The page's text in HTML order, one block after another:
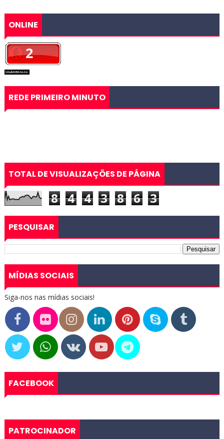
ONLINE
REDE PRIMEIRO MINUTO
TOTAL DE VISUALIZAÇÕES DE PÁGINA
8 4 4 3 8 6 3
PESQUISAR
MÍDIAS SOCIAIS
Siga-nos nas mídias sociais!
FACEBOOK
PATROCINADOR